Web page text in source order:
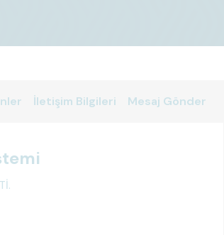
İletişim Bilgileri Mesaj Gönder